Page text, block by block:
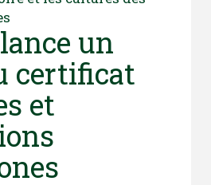
lance un
certificat
et